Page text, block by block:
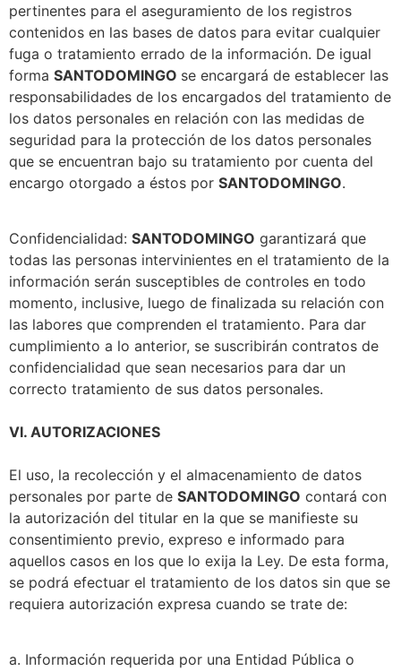
pertinentes para el aseguramiento de los registros
contenidos en las bases de datos para evitar cualquier
fuga o tratamiento errado de la información. De igual
forma SANTODOMINGO se encargará de establecer las
responsabilidades de los encargados del tratamiento de
los datos personales en relación con las medidas de
seguridad para la protección de los datos personales
que se encuentran bajo su tratamiento por cuenta del
encargo otorgado a éstos por SANTODOMINGO.
Confidencialidad: SANTODOMINGO garantizará que
todas las personas intervinientes en el tratamiento de la
información serán susceptibles de controles en todo
momento, inclusive, luego de finalizada su relación con
las labores que comprenden el tratamiento. Para dar
cumplimiento a lo anterior, se suscribirán contratos de
confidencialidad que sean necesarios para dar un
correcto tratamiento de sus datos personales.
VI. AUTORIZACIONES
El uso, la recolección y el almacenamiento de datos
personales por parte de SANTODOMINGO contará con
la autorización del titular en la que se manifieste su
consentimiento previo, expreso e informado para
aquellos casos en los que lo exija la Ley. De esta forma,
se podrá efectuar el tratamiento de los datos sin que se
requiera autorización expresa cuando se trate de:
a. Información requerida por una Entidad Pública o